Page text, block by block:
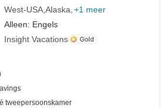
West-USA Alaska +1 meer
Alleen: Engels
Insight Vacations
tweepersoonskamer